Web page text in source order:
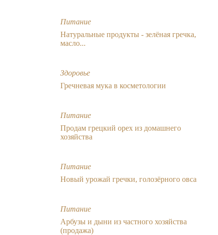
Питание
Натуральные продукты - зелёная гречка,
масло...
Здоровье
Гречневая мука в косметологии
Питание
Продам грецкий орех из домашнего
хозяйства
Питание
Новый урожай гречки, голозёрного овса
Питание
Арбузы и дыни из частного хозяйства
(продажа)